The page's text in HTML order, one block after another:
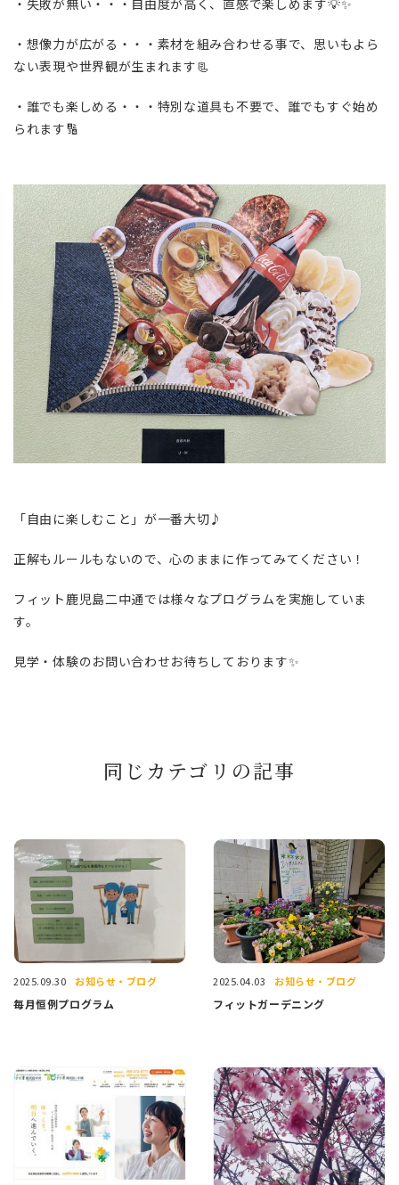
・想像力が広がる・・・素材を組み合わせる事で、思いもよら
ない表現や世界観が生まれます📃
・誰でも楽しめる・・・特別な道具も不要で、誰でもすぐ始め
られます🔢
「自由に楽しむこと」が一番大切♪
正解もルールもないので、心のままに作ってみてください！
フィット鹿児島二中通では様々なプログラムを実施していま
す。
見学・体験のお問い合わせお待ちしております✨
同じカテゴリの記事
2025.09.30 お知らせ・ブログ
毎月恒例プログラム
2025.04.03 お知らせ・ブログ
フィットガーデニング